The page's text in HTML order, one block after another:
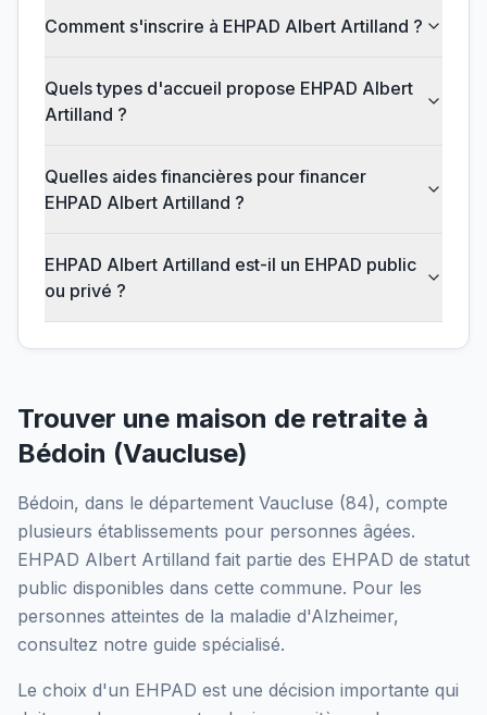
Comment s'inscrire à EHPAD Albert Artilland ?
Quels types d'accueil propose EHPAD Albert
Artilland ?
Quelles aides financières pour financer
EHPAD Albert Artilland ?
EHPAD Albert Artilland est-il un EHPAD public
ou privé ?
Trouver une maison de retraite à
Bédoin (Vaucluse)
Bédoin, dans le département Vaucluse (84), compte
plusieurs établissements pour personnes âgées.
EHPAD Albert Artilland fait partie des EHPAD de statut
public disponibles dans cette commune. Pour les
personnes atteintes de la maladie d'Alzheimer,
consultez notre guide spécialisé.
Le choix d'un EHPAD est une décision importante qui